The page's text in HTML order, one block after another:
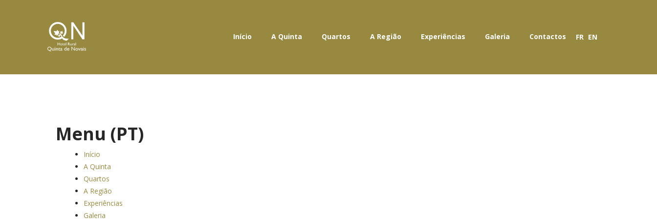
Escolha o seu idioma
FR EN
Início A Quinta Quartos A Região Experiências Galeria Contactos
Menu (PT)
Início
A Quinta
Quartos
A Região
Experiências
Galeria